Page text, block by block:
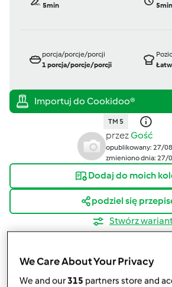
5min
5min
porcja/porcje/porcji
1porcja/porcje/porcji
TM 5
przezGość
opublikowany: 27/
zmieniono dnia: 27/
Dodaj do moich
podziel się
Stwórz
We Care About Your Privacy
We and our315 partners store and